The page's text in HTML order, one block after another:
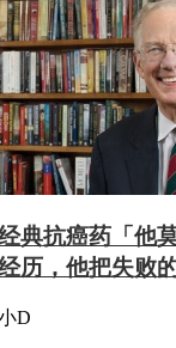
carriers with personal
study using linked
典抗癌药「他
历，他把失败
D